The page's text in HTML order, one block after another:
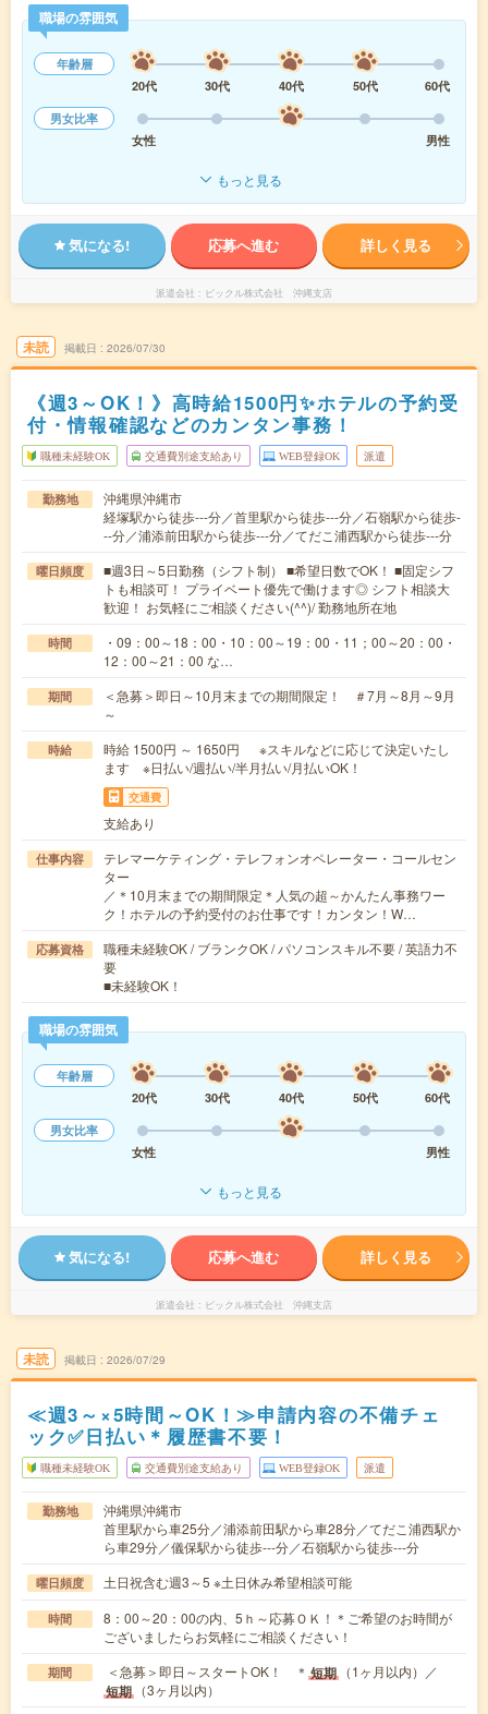
職場の雰囲気
年齢層
20代
30代 40代 50代
60代
男女比率
女性
男性
もっと見る
気になる! 応募へ進む 詳しく見る
派遣会社 ピックル株式会社 沖縄支店
未読 掲載日 2026/07/30
《週3～OK！》高時給1500円✨ホテルの予約受
付・情報確認などのカンタン事務！
職種未経験OK 交通費別途支給あり WEB登録OK 派遣
勤務地
沖縄県沖縄市
経塚駅から徒歩---分／首里駅から徒歩---分／石嶺駅から徒歩-
--分／浦添前田駅から徒歩---分／てだこ浦西駅から徒歩---分
曜日頻度
■週3日～5日勤務（シフト制） ■希望日数でOK！ ■固定シフ
トも相談可！ プライベート優先で働けます◎ シフト相談大
歓迎！ お気軽にご相談ください(^^)/ 勤務地所在地
時間
・09：00～18：00・10：00～19：00・11；00～20：00・
12：00～21：00 な…
期間
＜急募＞即日～10月末までの期間限定！ ＃7月～8月～9月
～
時給
時給 1500円 ～ 1650円 ※スキルなどに応じて決定いたし
ます ※日払い/週払い/半月払い/月払いOK！
交通費
支給あり
仕事内容
テレマーケティング・テレフォンオペレーター・コールセン
ター
／＊10月末までの期間限定＊人気の超～かんたん事務ワー
ク！ホテルの予約受付のお仕事です！カンタン！W…
応募資格
職種未経験OK / ブランクOK / パソコンスキル不要 / 英語力不
要
■未経験OK！
職場の雰囲気
年齢層
20代
30代 40代 50代
60代
男女比率
女性
男性
もっと見る
気になる! 応募へ進む 詳しく見る
派遣会社 ピックル株式会社 沖縄支店
未読 掲載日 2026/07/29
≪週3～×5時間～OK！≫申請内容の不備チェ
ック✅日払い＊履歴書不要！
職種未経験OK 交通費別途支給あり WEB登録OK 派遣
勤務地
沖縄県沖縄市
首里駅から車25分／浦添前田駅から車28分／てだこ浦西駅か
ら車29分／儀保駅から徒歩---分／石嶺駅から徒歩---分
曜日頻度 土日祝含む週3～5 ※土日休み希望相談可能
時間
8：00～20：00の内、5ｈ～応募ＯＫ！＊ご希望のお時間が
ございましたらお気軽にご相談ください！
期間 ＜急募＞即日～スタートOK！ ＊ 短期 （1ヶ月以内）／
短期 （3ヶ月以内）